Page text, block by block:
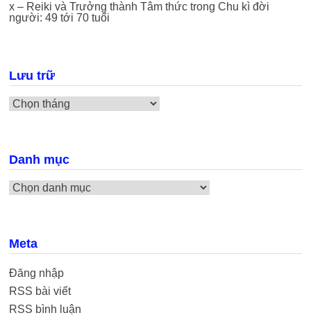
x – Reiki và Trưởng thành Tâm thứctrong Chu kì đời
người: 49 tới 70 tuổi
Lưu trữ
Lưu
trữ
Danh mục
Danh
mục
Meta
Đăng nhập
RSS bài viết
RSS bình luận